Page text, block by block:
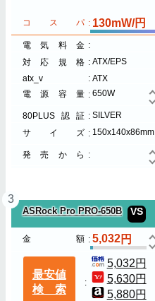
コスパ 130mW/円
電気料金
対応規格
ATX/EPS
atx_v
ATX
電源容量
650W
80PLUS認証
SILVER
サイズ
150x140x86mm
発売から
3
ASRock Pro PRO-650B VS
金額 5,032
最安値
検索
5,032円
5,630円
5,880円